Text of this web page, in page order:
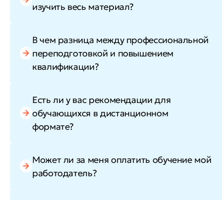
изучить весь материал?
В чем разница между профессиональной
переподготовкой и повышением
квалификации?
Есть ли у вас рекомендации для
обучающихся в дистанционном
формате?
Может ли за меня оплатить обучение мой
работодатель?